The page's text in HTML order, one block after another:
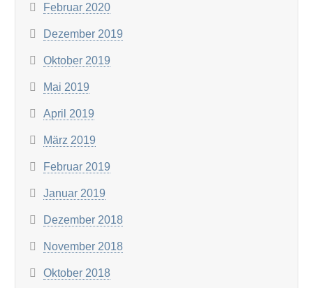
Februar 2020
Dezember 2019
Oktober 2019
Mai 2019
April 2019
März 2019
Februar 2019
Januar 2019
Dezember 2018
November 2018
Oktober 2018